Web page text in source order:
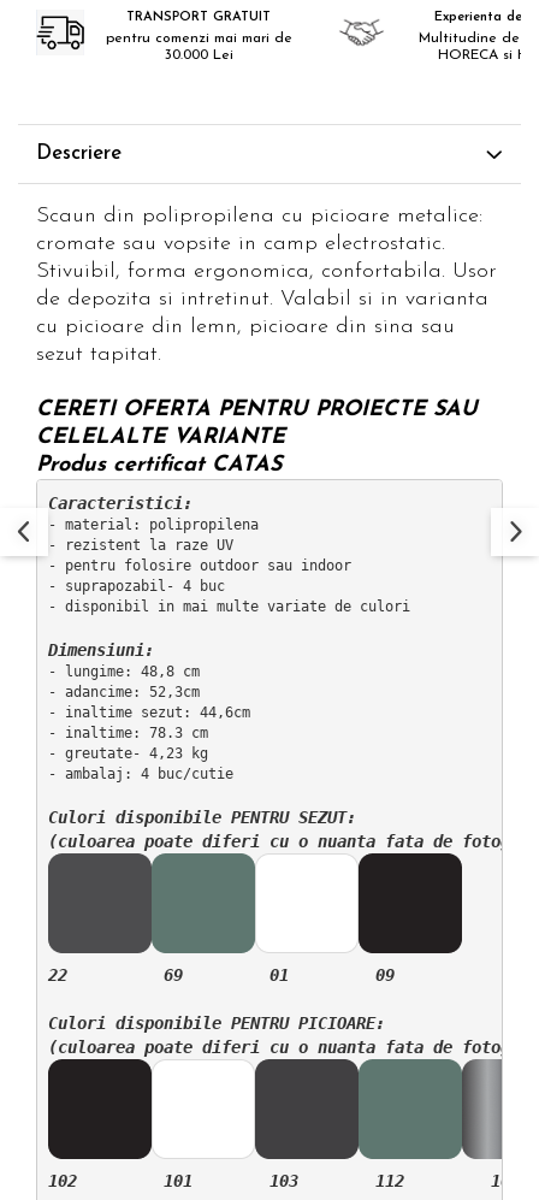
TRANSPORT GRATUIT
pentru comenzi mai mari de
30.000 Lei
Experienta de
Multitudine de
HORECA si
Descriere
Scaun din polipropilena cu picioare metalice:
cromate sau vopsite in camp electrostatic.
Stivuibil, forma ergonomica, confortabila. Usor
de depozita si intretinut. Valabil si in varianta
cu picioare din lemn, picioare din sina sau
sezut tapitat.
CERETI OFERTA PENTRU PROIECTE SAU
CELELALTE VARIANTE
Produs certificat CATAS
Caracteristici:
- material: polipropilena
- rezistent la raze UV
- pentru folosire outdoor sau indoor
- suprapozabil- 4 buc
- disponibil in mai multe variate de culori
Dimensiuni:
- lungime: 48,8 cm
- adancime: 52,3cm
- inaltime sezut: 44,6cm
- inaltime: 78.3 cm
- greutate- 4,23 kg
- ambalaj: 4 buc/cutie
Culori disponibile PENTRU SEZUT:
22          69         01         09
Culori disponibile PENTRU PICIOARE:
102         101        103        112         105(